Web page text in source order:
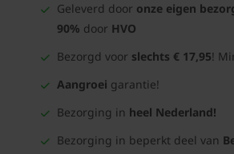
Geleverd door onze eigen
90% door HVO
Bezorgd voor slechts € 17,95!
Aangroei garantie!
Bezorging in heel Nederland!
Bezorging in beperkt deel van